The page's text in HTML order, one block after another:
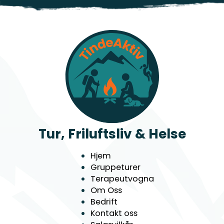
Tur, Friluftsliv & Helse
Hjem
Gruppeturer
Terapeutvogna
Om Oss
Bedrift
Kontakt oss